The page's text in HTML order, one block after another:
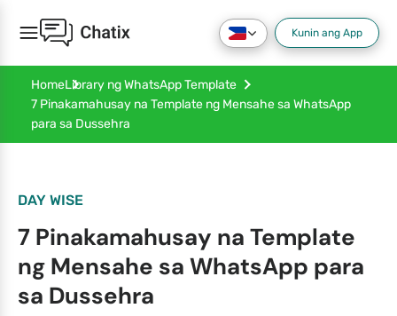
Kunin ang App
HomeLibrary ng WhatsApp Template
7 Pinakamahusay na Template ng Mensahe sa WhatsApp
para sa Dussehra
DAY WISE
7 Pinakamahusay na Template
ng Mensahe sa WhatsApp para
sa Dussehra